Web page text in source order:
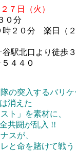
７日（火）
分
０分 楽日（２
北口より徒歩
４０
の突入するバリ
えた
素材に、
が乱入 !!
、
賭けて戦う